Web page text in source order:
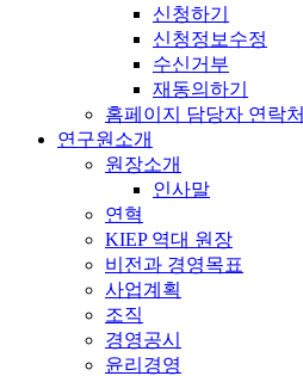
신청하기
신청정보수정
수신거부
재동의하기
홈페이지 담당자 연락처
연구원소개
원장소개
인사말
연혁
KIEP 역대 원장
비전과 경영목표
사업계획
조직
경영공시
윤리경영